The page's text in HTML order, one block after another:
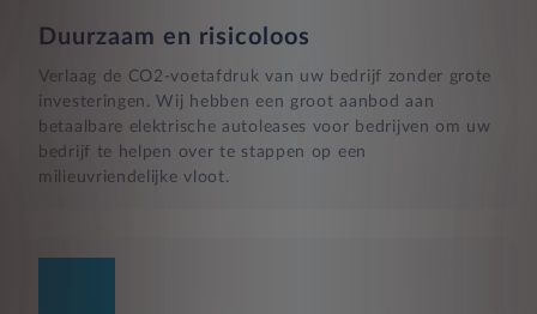
Duurzaam en risicoloos
Verlaag de CO2-voetafdruk van uw bedrijf zonder grote
investeringen. Wij hebben een groot aanbod aan
betaalbare elektrische autoleases voor bedrijven om uw
bedrijf te helpen over te stappen op een
milieuvriendelijke vloot.